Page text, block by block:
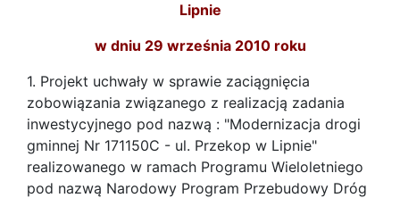
Lipnie
w dniu 29 września 2010 roku
1. Projekt uchwały w sprawie zaciągnięcia
zobowiązania związanego z realizacją zadania
inwestycyjnego pod nazwą : "Modernizacja drogi
gminnej Nr 171150C - ul. Przekop w Lipnie"
realizowanego w ramach Programu Wieloletniego
pod nazwą Narodowy Program Przebudowy Dróg